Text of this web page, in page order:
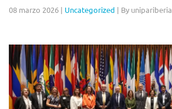
08 marzo 2026 | Uncategorized | By unipariberia